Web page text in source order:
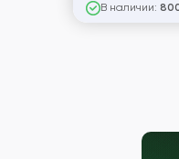
В наличии: